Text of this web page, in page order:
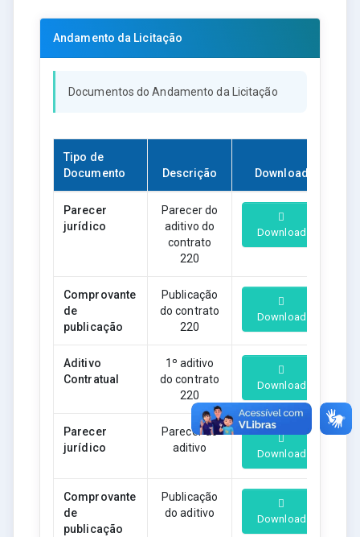
Andamento da Licitação
Documentos do Andamento da Licitação
Tipo de
Documento
Descrição Download
Parecer
jurídico
Parecer do
aditivo do
contrato
220
Download
Comprovante
de
publicação
Publicação
do contrato
220
Download
Aditivo
Contratual
1º aditivo
do contrato
220
Download
Parecer
jurídico
Parecer do
aditivo
Download
Comprovante
de
publicação
Publicação
do aditivo
Download